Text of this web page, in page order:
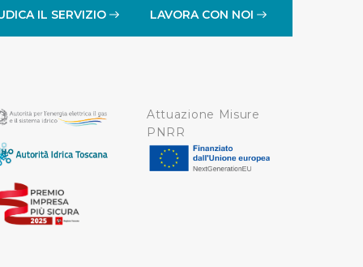
i singoli cookie
di default e
ad esclusione di quelli
IL SERVIZIO LAVORA CON NOI
Attuazione Misure
PNRR